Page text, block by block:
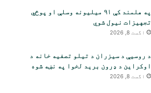
په هلمند کې ۹۱ میلیونه وسلې او پوځي
تجهیزات نیول شوي
اگست 8, 2026
د روسیې د سیزران د تیلو تصفیه خانه د
اوکراین د ډرون برید لخوا په نښه شوه
اگست 8, 2026